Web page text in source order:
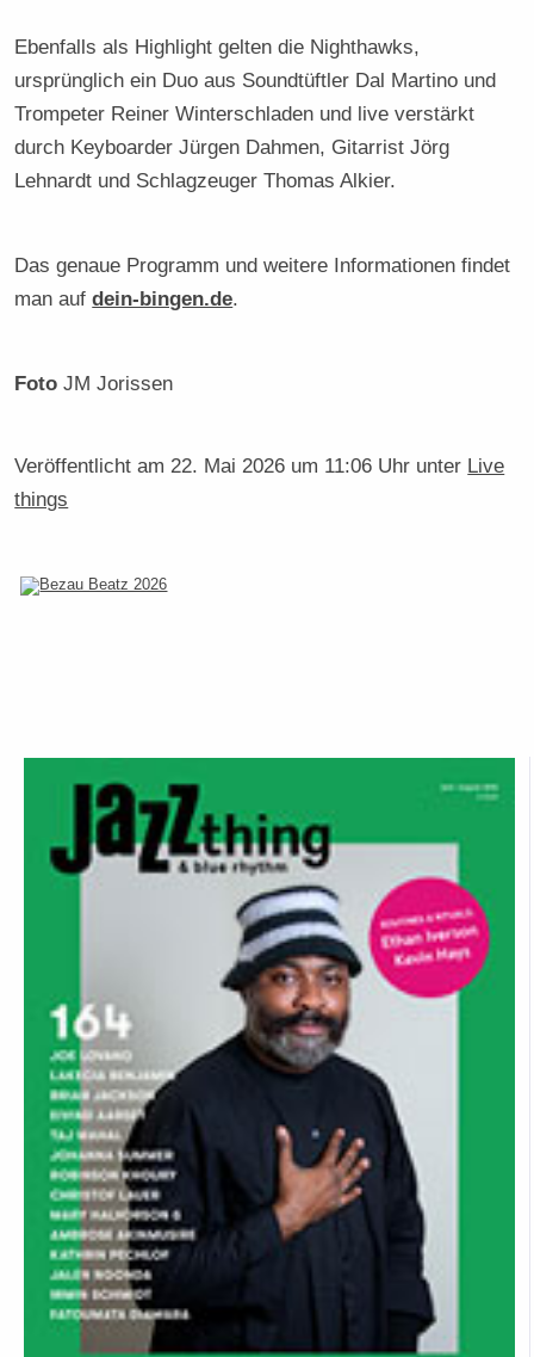
Ebenfalls als Highlight gelten die Nighthawks,
ursprünglich ein Duo aus Soundtüftler Dal Martino und
Trompeter Reiner Winterschladen und live verstärkt
durch Keyboarder Jürgen Dahmen, Gitarrist Jörg
Lehnardt und Schlagzeuger Thomas Alkier.
Das genaue Programm und weitere Informationen findet
man aufdein-bingen.de.
Foto JM Jorissen
Veröffentlicht am22. Mai 2026 um 11:06 Uhr unter Live
things